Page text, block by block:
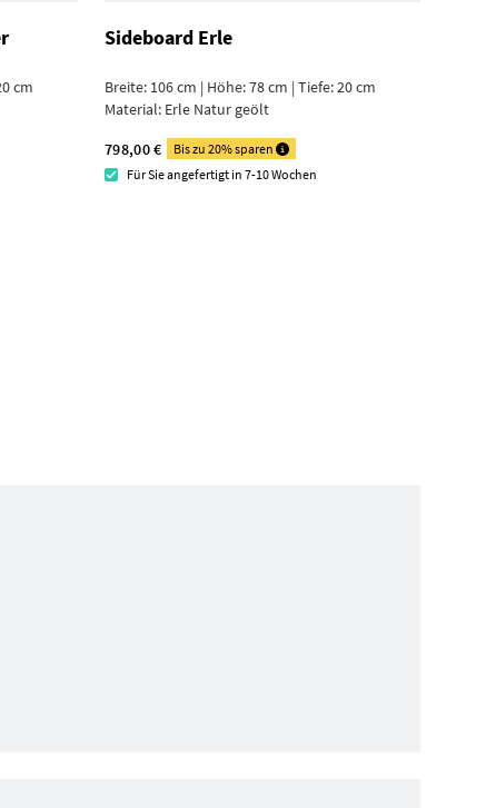
cm
Sideboard Erle
Breite: 106 cm | Höhe: 78 cm | Tiefe: 20 cm
Material: Erle Natur geölt
798,00 €
Bis zu 20% sparen
Für Sie angefertigt in 7-10 Wochen